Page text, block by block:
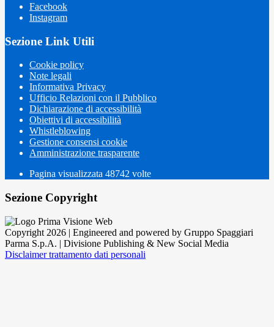
Facebook
Instagram
Sezione Link Utili
Cookie policy
Note legali
Informativa Privacy
Ufficio Relazioni con il Pubblico
Dichiarazione di accessibilità
Obiettivi di accessibilità
Whistleblowing
Gestione consensi cookie
Amministrazione trasparente
Pagina visualizzata 48742 volte
Sezione Copyright
Copyright 2026 | Engineered and powered by Gruppo Spaggiari
Parma S.p.A. | Divisione Publishing & New Social Media
Disclaimer trattamento dati personali